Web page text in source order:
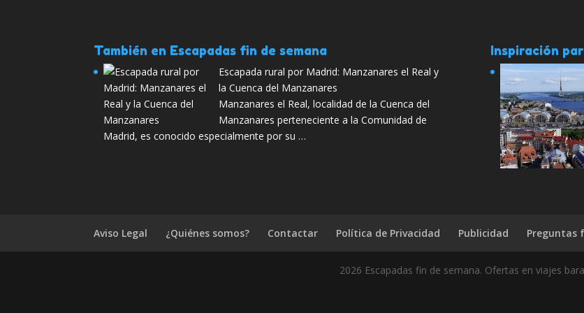
También en Escapadas fin de semana
Escapada rural por Madrid: Manzanares el Real y
la Cuenca del Manzanares
Manzanares el Real, localidad de la Cuenca del
Manzanares perteneciente a la Comunidad de
Madrid, es conocido especialmente por su …
Inspiración
Aviso Legal ¿Quiénes somos? Contactar Política de Privacidad Publicidad Preguntas
2026 Escapadas fin de semana. Ofertas en viajes